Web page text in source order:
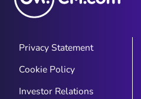
Privacy Statement
Cookie Policy
Investor Relations